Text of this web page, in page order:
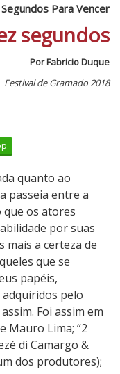
Para Vencer
segundos
Por Fabricio Duque
Festival de Gramado 2018
quanto ao
passeia entre a
os atores
por suas
mais a certeza de
que se
papéis,
pelo
Foi assim em
Mauro Lima; “2
di Camargo &
dos produtores);